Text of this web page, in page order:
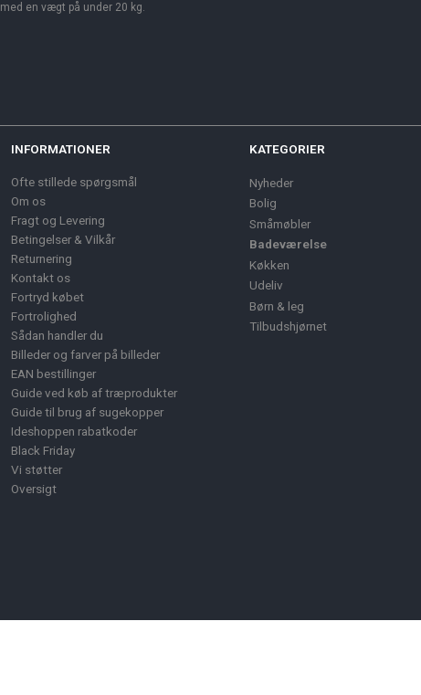
med en vægt på under 20 kg.
INFORMATIONER
Ofte stillede spørgsmål
Om os
Fragt og Levering
Betingelser & Vilkår
Returnering
Kontakt os
Fortryd købet
Fortrolighed
Sådan handler du
Billeder og farver på billeder
EAN bestillinger
Guide ved køb af træprodukter
Guide til brug af sugekopper
Ideshoppen rabatkoder
Black Friday
Vi støtter
Oversigt
KATEGORIER
Nyheder
Bolig
Småmøbler
Badeværelse
Køkken
Udeliv
Børn & leg
Tilbudshjørnet